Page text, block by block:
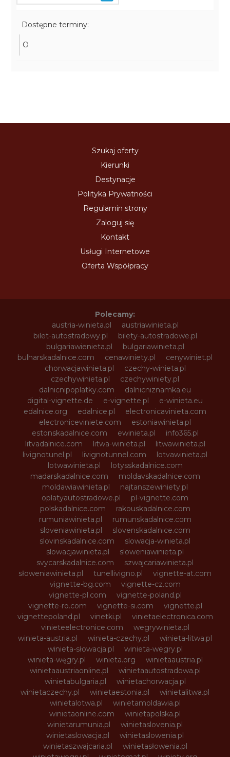
Dostępne terminy:
O
Szukaj oferty
Kierunki
Destynacje
Polityka Prywatności
Regulamin strony
Zaloguj się
Kontakt
Usługi Internetowe
Oferta Współpracy
Polecamy:
austria-winieta.pl
austriawinieta.pl
bilet-autostradowy.pl
bilety-autostradowe.pl
bulgariawienieta.pl
bulgariawinieta.pl
bulharskadalnice.com
cenawiniety.pl
cenywiniet.pl
chorwacjawinieta.pl
czechy-winieta.pl
czechywinieta.pl
czechywiniety.pl
dalnicnipoplatky.com
dalnicniznamka.eu
digital-vignette.de
e-vignette.pl
e-winieta.eu
edalnice.org
edalnice.pl
electronicavinieta.com
electroniceviniete.com
estoniawinieta.pl
estonskadalnice.com
ewinieta.pl
info365.pl
litvadalnice.com
litwa-winieta.pl
litwawinieta.pl
livignotunel.pl
livignotunnel.com
lotvawinieta.pl
lotwawinieta.pl
lotysskadalnice.com
madarskadalnice.com
moldavskadalnice.com
moldawiawinieta.pl
najtanszewiniety.pl
oplatyautostradowe.pl
pl-vignette.com
polskadalnice.com
rakouskadalnice.com
rumuniawinieta.pl
rumunskadalnice.com
sloveniawinieta.pl
slovenskadalnice.com
slovinskadalnice.com
slowacja-winieta.pl
slowacjawinieta.pl
sloweniawinieta.pl
svycarskadalnice.com
szwajcariawinieta.pl
słoweniawinieta.pl
tunellivigno.pl
vignette-at.com
vignette-bg.com
vignette-cz.com
vignette-pl.com
vignette-poland.pl
vignette-ro.com
vignette-si.com
vignette.pl
vignettepoland.pl
vinetki.pl
vinietaelectronica.com
vinieteelectronice.com
wegrywinieta.pl
winieta-austria.pl
winieta-czechy.pl
winieta-litwa.pl
winieta-słowacja.pl
winieta-wegry.pl
winieta-węgry.pl
winieta.org
winietaaustria.pl
winietaaustriaonline.pl
winietaautostradowa.pl
winietabulgaria.pl
winietachorwacja.pl
winietaczechy.pl
winietaestonia.pl
winietalitwa.pl
winietalotwa.pl
winietamoldawia.pl
winietaonline.com
winietapolska.pl
winietarumunia.pl
winietaslovenia.pl
winietaslowacja.pl
winietaslowenia.pl
winietaszwajcaria.pl
winietasłowenia.pl